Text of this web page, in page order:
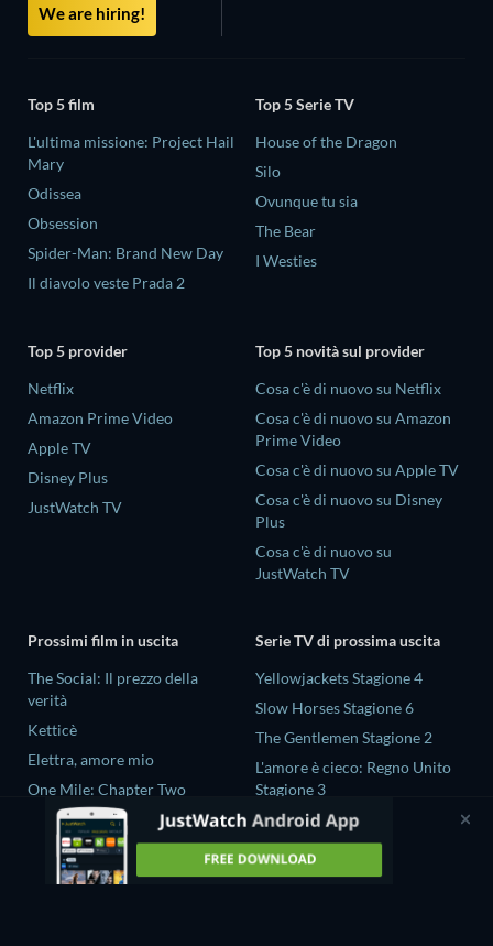
We are hiring!
Top 5 film
L'ultima missione: Project Hail
Mary
Odissea
Obsession
Spider-Man: Brand New Day
Il diavolo veste Prada 2
Top 5 Serie TV
House of the Dragon
Silo
Ovunque tu sia
The Bear
I Westies
Top 5 provider
Netflix
Amazon Prime Video
Apple TV
Disney Plus
JustWatch TV
Top 5 novità sul provider
Cosa c'è di nuovo su Netflix
Cosa c'è di nuovo su Amazon
Prime Video
Cosa c'è di nuovo su Apple TV
Cosa c'è di nuovo su Disney
Plus
Cosa c'è di nuovo su
JustWatch TV
Prossimi film in uscita
The Social: Il prezzo della
verità
Ketticè
Elettra, amore mio
One Mile: Chapter Two
One Mile: Chapter One
Serie TV di prossima uscita
Yellowjackets Stagione 4
Slow Horses Stagione 6
The Gentlemen Stagione 2
L'amore è cieco: Regno Unito
Stagione 3
Ricky Gervais Alley Cats
Stagione 1